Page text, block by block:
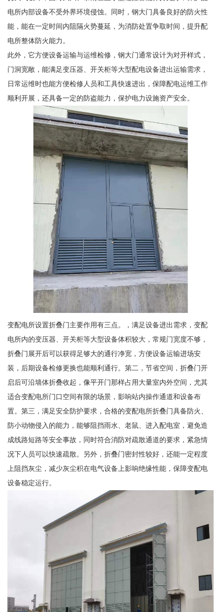
电所内部设备不受外界环境侵蚀。同时，钢大门具备良好的防火性
能，能在一定时间内阻隔火势蔓延，为消防处置争取时间，提升配
电所整体防火能力。
此外，它方便设备运输与运维检修，钢大门通常设计为对开样式，
门洞宽敞，能满足变压器、开关柜等大型配电设备进出运输需求，
日常运维时也能方便检修人员和工具快速进出，保障配电运维工作
顺利开展，还具备一定的防盗能力，保护电力设施资产安全。
变配电所设置折叠门主要作用有三点。，满足设备进出需求，变配
电所内的变压器、开关柜等大型设备体积较大，常规门宽度不够，
折叠门展开后可以获得足够大的通行净宽，方便设备运输进场安
装，后期设备检修更换也能顺利通行。第二，节省空间，折叠门开
启后可沿墙体折叠收起，像平开门那样占用大量室内外空间，尤其
适合变配电所门口空间有限的场景，影响站内操作通道和设备布
置。第三，满足安全防护要求，合格的变配电所折叠门具备防火、
防小动物侵入的能力，能够阻挡雨水、老鼠、进入配电室，避免造
成线路短路等安全事故，同时符合消防对疏散通道的要求，紧急情
况下人员可以快速疏散。另外，折叠门密封性较好，还能一定程度
上阻挡灰尘，减少灰尘积在电气设备上影响绝缘性能，保障变配电
设备稳定运行。